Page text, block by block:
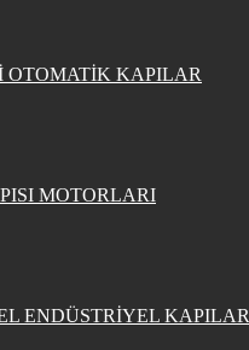
OTOMATİK KAPILAR
MOTORLARI
ENDÜSTRİYEL KAPILAR